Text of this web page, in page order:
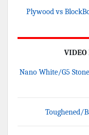
Plywood vs
VIDEO
Nano White/G5
Toughened/